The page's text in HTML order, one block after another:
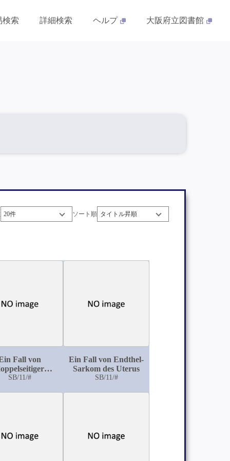
検索 詳細検索 ヘルプ 大阪府立図書館
ソート順
Fall von
der Ulna
SB/11/#
Ein Fall von Endthel-
Sarkom des Uterus
SB/11/#